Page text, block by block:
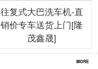
往复式大巴洗车机-直
销价专车送货上门[隆
茂鑫晟]
MORE